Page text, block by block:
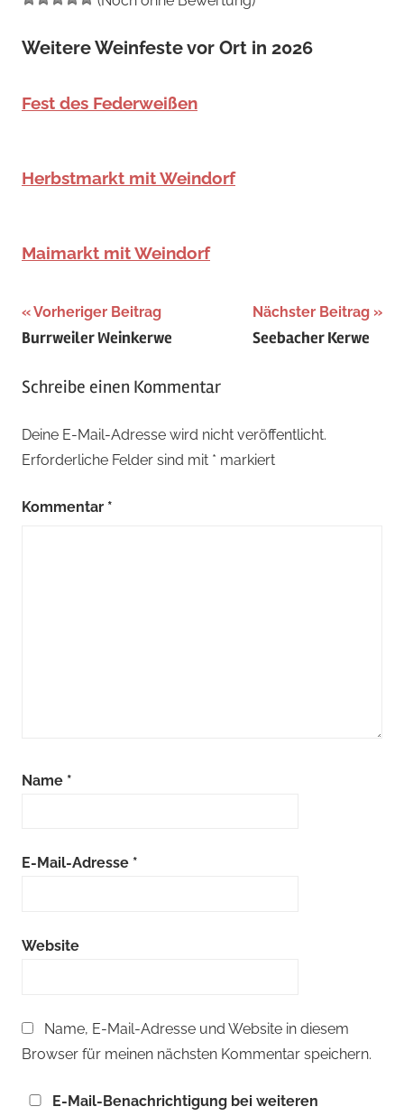
Weitere Weinfeste vor Ort in 2026
Fest des Federweißen
Herbstmarkt mit Weindorf
Maimarkt mit Weindorf
Schlagwörter:
Juli,
Weinstraße
Beitragsnavigation
Vorheriger Beitrag
Burrweiler Weinkerwe
Nächster Beitrag
Seebacher Kerwe
Schreibe einen Kommentar
Deine E-Mail-Adresse wird nicht veröffentlicht.
Erforderliche Felder sind mit * markiert
Kommentar *
Name *
E-Mail-Adresse *
Website
Name, E-Mail-Adresse und Website in diesem
Browser für meinen nächsten Kommentar speichern.
E-Mail-Benachrichtigung bei weiteren